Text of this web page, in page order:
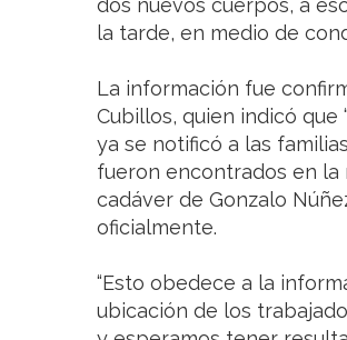
dos nuevos cuerpos, a
la tarde, en medio de
La información fue
Cubillos, quien indicó
ya se notificó a las
fueron encontrados en la
cadáver de Gonzalo
oficialmente.
“Esto obedece a la
ubicación de los